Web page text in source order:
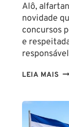
Alô,
novidade
concursos
e
LEIA MAIS NA
SAI